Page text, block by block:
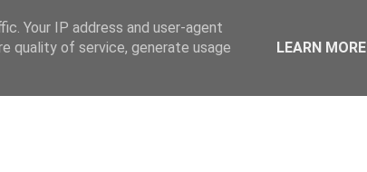
Your IP address and user-agent
quality of service, generate usage
LEARN MORE